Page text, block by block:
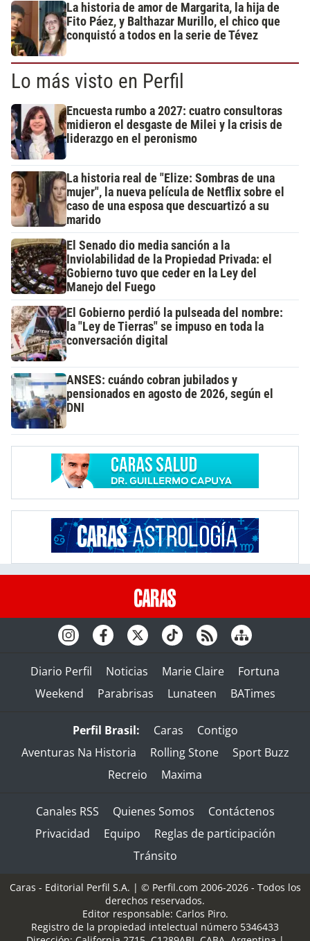
La historia de amor de Margarita, la hija de
Fito Páez, y Balthazar Murillo, el chico que
conquistó a todos en la serie de Tévez
Lo más visto en Perfil
Encuesta rumbo a 2027: cuatro consultoras
midieron el desgaste de Milei y la crisis de
liderazgo en el peronismo
La historia real de "Elize: Sombras de una
mujer", la nueva película de Netflix sobre el
caso de una esposa que descuartizó a su
marido
El Senado dio media sanción a la
Inviolabilidad de la Propiedad Privada: el
Gobierno tuvo que ceder en la Ley del
Manejo del Fuego
El Gobierno perdió la pulseada del nombre:
la "Ley de Tierras" se impuso en toda la
conversación digital
ANSES: cuándo cobran jubilados y
pensionados en agosto de 2026, según el
DNI
Diario Perfil Noticias Marie Claire
Fortuna
Weekend
Parabrisas Lunateen BATimes
Perfil Brasil: Caras
Contigo
Aventuras Na Historia
Rolling Stone
Sport Buzz
Recreio
Maxima
Canales RSS Quienes Somos
Contáctenos
Privacidad
Equipo
Reglas de participación
Tránsito
Caras - Editorial Perfil S.A. | © Perfil.com 2006-2026 - Todos los
derechos reservados.
Editor responsable: Carlos Piro.
Registro de la propiedad intelectual número 5346433